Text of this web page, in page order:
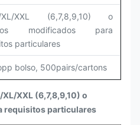
XL/XXL (6,7,8,9,10) o
modificados para
particulares
bolso, 500pairs/cartons
XXL (6,7,8,9,10) o
requisitos particulares